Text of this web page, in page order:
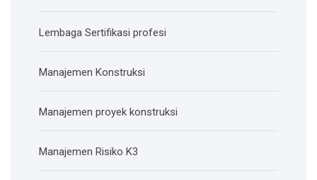
Lembaga Sertifikasi profesi
Manajemen Konstruksi
Manajemen proyek konstruksi
Manajemen Risiko K3